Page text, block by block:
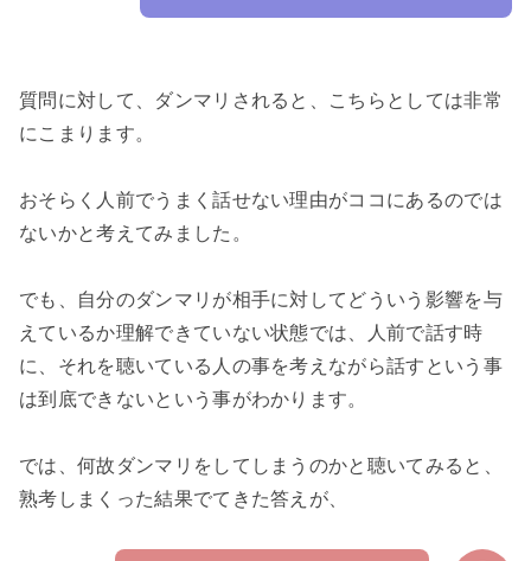
質問に対して、ダンマリされると、こちらとしては非常
にこまります。
おそらく人前でうまく話せない理由がココにあるのでは
ないかと考えてみました。
でも、自分のダンマリが相手に対してどういう影響を与
えているか理解できていない状態では、人前で話す時
に、それを聴いている人の事を考えながら話すという事
は到底できないという事がわかります。
では、何故ダンマリをしてしまうのかと聴いてみると、
熟考しまくった結果でてきた答えが、